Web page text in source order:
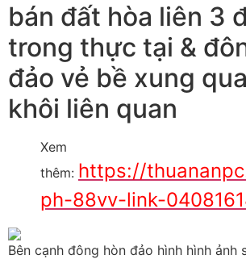
bán đất hòa liên 3
trong thực tại &
đảo vẻ bề xung
khôi liên quan
Xem
thêm: https://
ph-88vv-link-
Bên cạnh đông hòn đảo hình hình ảnh